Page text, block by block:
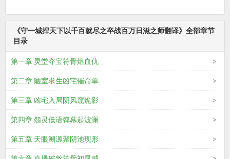
《守一城捍天下以千百就尽之卒战百万日滋之师翻译》全部章节
目录
第一章 灵堂夺宝符骨烙血仇
第二章 陋室求生凶宅催命单
第三章 凶宅入局阴风窥诡影
第四章 怨灵低语弹幕起波澜
第五章 天眼溯源聚阴池现形